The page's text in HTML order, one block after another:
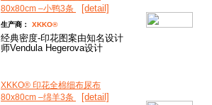
80x80cm –小鸭3条
[detail]
生产商： XKKO®
经典密度-印花图案由知名设计
师Vendula Hegerova设计
XKKO® 印花全棉细布尿布
80x80cm –绵羊3条
[detail]